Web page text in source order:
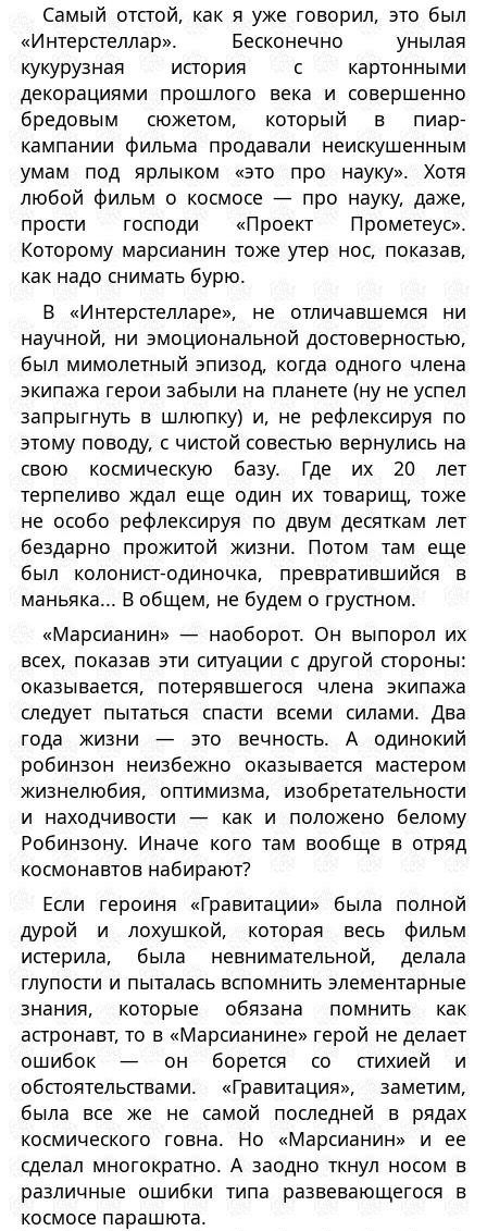
Самый отстой, как я уже говорил, это был
«Интерстеллар». Бесконечно унылая
кукурузная история с картонными
декорациями прошлого века и совершенно
бредовым сюжетом, который в пиар-
кампании фильма продавали неискушенным
умам под ярлыком «это про науку». Хотя
любой фильм о космосе — про науку, даже,
прости господи «Проект Прометеус».
Которому марсианин тоже утер нос, показав,
как надо снимать бурю.
В «Интерстелларе», не отличавшемся ни
научной, ни эмоциональной достоверностью,
был мимолетный эпизод, когда одного члена
экипажа герои забыли на планете (ну не успел
запрыгнуть в шлюпку) и, не рефлексируя по
этому поводу, с чистой совестью вернулись на
свою космическую базу. Где их 20 лет
терпеливо ждал еще один их товарищ, тоже
не особо рефлексируя по двум десяткам лет
бездарно прожитой жизни. Потом там еще
был колонист-одиночка, превратившийся в
маньяка... В общем, не будем о грустном.
«Марсианин» — наоборот. Он выпорол их
всех, показав эти ситуации с другой стороны:
оказывается, потерявшегося члена экипажа
следует пытаться спасти всеми силами. Два
года жизни — это вечность. А одинокий
робинзон неизбежно оказывается мастером
жизнелюбия, оптимизма, изобретательности
и находчивости — как и положено белому
Робинзону. Иначе кого там вообще в отряд
космонавтов набирают?
Если героиня «Гравитации» была полной
дурой и лохушкой, которая весь фильм
истерила, была невнимательной, делала
глупости и пыталась вспомнить элементарные
знания, которые обязана помнить как
астронавт, то в «Марсианине» герой не делает
ошибок — он борется со стихией и
обстоятельствами. «Гравитация», заметим,
была все же не самой последней в рядах
космического говна. Но «Марсианин» и ее
сделал многократно. А заодно ткнул носом в
различные ошибки типа развевающегося в
космосе парашюта.